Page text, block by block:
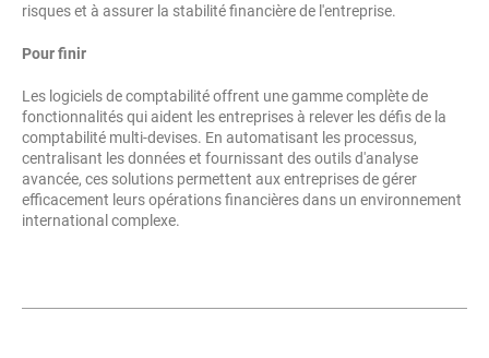
risques et à assurer la stabilité financière de l'entreprise.
Pour finir
Les logiciels de comptabilité offrent une gamme complète de
fonctionnalités qui aident les entreprises à relever les défis de la
comptabilité multi-devises. En automatisant les processus,
centralisant les données et fournissant des outils d'analyse
avancée, ces solutions permettent aux entreprises de gérer
efficacement leurs opérations financières dans un environnement
international complexe.